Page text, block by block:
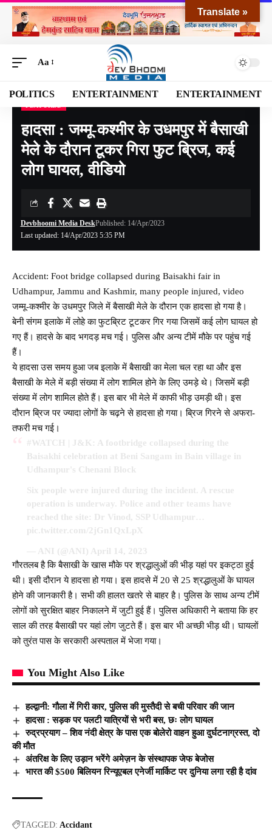
Aa
POLITICS ENTERTAINMENT ENTERTAINMENT
Devbhoomi Media>Blog >EXCLUSIVE>FEATURED>हादसा : जम्मू-कश्मीर के उधमपुर में बैसाखी मेले के दौरान टूकर गिरा फुट ब्रिज, कई लोग घायल, वीडियो
हादसा : जम्मू-कश्मीर के उधमपुर में बैसाखी
मेले के दौरान टूकर गिरा फुट ब्रिज, कई
लोग घायल, वीडियो
Last updated: 14/Apr/2023 5:35 PM
Devbhoomi Media DeskPublished: 14/Apr/2023
Accident: Foot bridge collapsed during Baisakhi fair in
Udhampur, Jammu and Kashmir, many people injured, video
जम्मू-कश्मीर के उधमपुर जिले में बैसाखी मेले के दौरान एक हादसा हो गया है।
बेनी संगम इलाके में लोहे का फुटब्रिट टूटकर गिर गया जिसमें कई लोग घायल हो
गए हैं। हादसे के बाद भगदड़ मच गई। पुलिस और अन्य टीमें मौके पर पहुंच गई
हैं।
ये हादसा उस समय हुआ जब इलाके में बैसाखी का मेला चल रहा था और इस
बैसाखी के मेले में बड़ी संख्या में लोग शामिल होने के लिए उमड़े थे। जिसमें बड़ी
संख्या में लोग शामिल होते हैं। इस बार भी मेले में काफी भीड़ उमड़ी थी। इस
दौरान ब्रिज पर ज्यादा लोगों के चढ़ने से हादसा हो गया। ब्रिज गिरने से अफरा-
तफरी मच गई।
#WATCH
| J&K: A footbridge collapsed during the
Baisakhi celebration at Beni Sangam in Bain village in
Udhampur's Chenani Block
Six people were injured during the incident. A rescue
operation is underway. Police and other teams have
reached the site: Dr Vinod, SSP Udhampur…
pic.twitter.com/2jGn1QxLpX
— ANI (@ANI) April 14, 2023
गौरतलब है कि बैसाखी के खास मौके पर श्रद्धालुओं की भीड़ यहां पर इकट्ठा हुई
थी। इसी दौरान ये हादसा हो गया। इस हादसे में 20 से 25 श्रद्धालुओं के घायल
होने की जानकारी है। सभी की हालत खतरे से बाहर है। पुलिस के साथ अन्‍य टीमें
लोगों को सुरक्षित बाहर निकालने में जुटी हुई हैं। पुलिस अधिकारी ने बताया कि हर
साल की तरह बैसाखी पर यहां लोग जुटते हैं। इस बार भी अच्‍छी भीड़ थी। घायलों
को तुरंत पास के सरकारी अस्‍पताल में भेजा गया।
You Might Also Like
हल्द्वानी: गौला में गिरी कार, पुलिस की मुस्तैदी से बची परिवार की जान
हादसा : सड़क पर पलटी यात्रियों से भरी बस, छः लोग घायल
रुद्रप्रयाग – शिव नंदी क्षेत्र के पास एक बोलेरो वाहन हुआ दुर्घटनाग्रस्त, दो
की मौत
अंतरिक्ष के लिए उड़ान भरेंगे अमेज़न के संस्थापक जेफ बेजोस
भारत की $500 बिलियन रिन्यूएबल एनेर्जी मार्किट पर दुनिया लगा रही है दांव
TAGGED: Accidant
Translate »